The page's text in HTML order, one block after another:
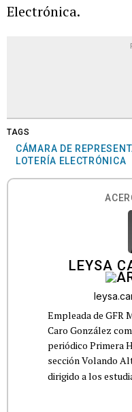
Electrónica.
TAGS
CÁMARA DE
LOTERÍA ELECTRÓNICA
LEYSA
Empleada de GFR
Caro González
periódico Primera
sección Volando
dirigido a los